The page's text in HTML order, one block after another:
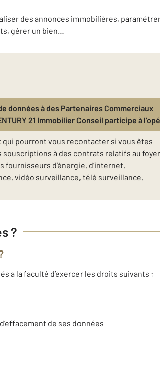
des annonces immobilières,
gérer un bien…
données à des Partenaires Commerciaux
21 Immobilier Conseil participe à
pourront vous recontacter si vous êtes
à des contrats relatifs au foyer
d’énergie, d’internet,
vidéo surveillance, télé surveillance,
?
a la faculté d’exercer les droits suivants :
de ses données